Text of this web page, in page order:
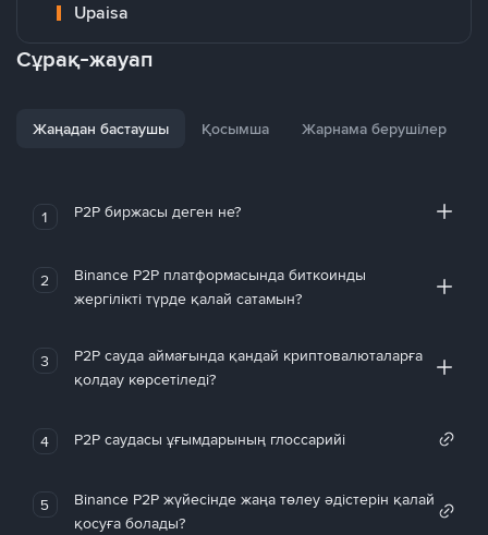
Upaisa
Сұрақ-жауап
Жаңадан бастаушы Қосымша Жарнама берушілер
1 P2P биржасы деген не?
2
Binance P2P платформасында биткоинды
жергілікті түрде қалай сатамын?
3
P2P сауда аймағында қандай криптовалюталарға
қолдау көрсетіледі?
4 P2P саудасы ұғымдарының глоссарийі
5
Binance P2P жүйесінде жаңа төлеу әдістерін қалай
қосуға болады?